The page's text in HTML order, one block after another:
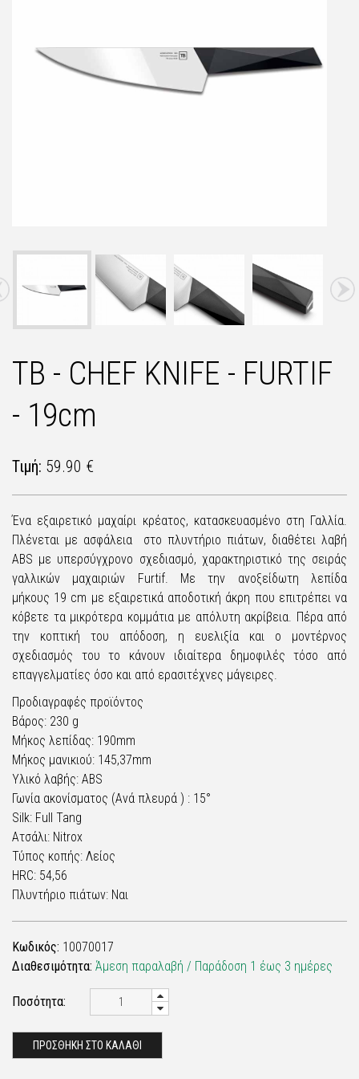
TB - CHEF KNIFE - FURTIF
- 19cm
Τιμή: 59.90 €
Ένα εξαιρετικό μαχαίρι κρέατος, κατασκευασμένο στη Γαλλία.
Πλένεται με ασφάλεια στο πλυντήριο πιάτων, διαθέτει λαβή
ABS με υπερσύγχρονο σχεδιασμό, χαρακτηριστικό της σειράς
γαλλικών μαχαιριών Furtif. Με την ανοξείδωτη λεπίδα
μήκους 19 cm με εξαιρετικά αποδοτική άκρη που επιτρέπει να
κόβετε τα μικρότερα κομμάτια με απόλυτη ακρίβεια. Πέρα από
την κοπτική του απόδοση, η ευελιξία και ο μοντέρνος
σχεδιασμός του το κάνουν ιδιαίτερα δημοφιλές τόσο από
επαγγελματίες όσο και από ερασιτέχνες μάγειρες.
Προδιαγραφές προϊόντος
Βάρος: 230 g
Μήκος λεπίδας: 190mm
Μήκος μανικιού: 145,37mm
Υλικό λαβής: ABS
Γωνία ακονίσματος (Ανά πλευρά ) : 15°
Silk: Full Tang
Ατσάλι: Nitrox
Τύπος κοπής: Λείος
HRC: 54,56
Πλυντήριο πιάτων: Ναι
Κωδικός: 10070017
Διαθεσιμότητα: Άμεση παραλαβή / Παράδoση 1 έως 3 ημέρες
Ποσότητα:
ΠΡΟΣΘΗΚΗ ΣΤΟ ΚΑΛΑΘΙ